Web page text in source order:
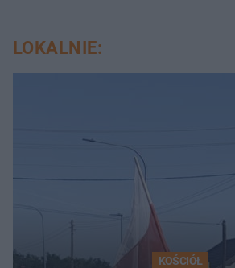
LOKALNIE:
KOŚCIÓŁ